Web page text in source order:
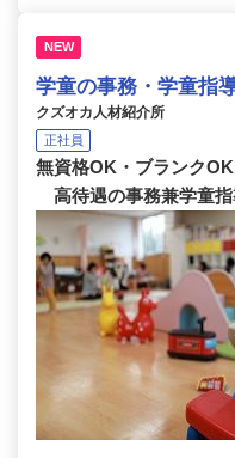
NEW
学童の事務・学童指
クズオカ人材紹介所
正社員
無資格OK・ブランク
高待遇の事務兼学童指